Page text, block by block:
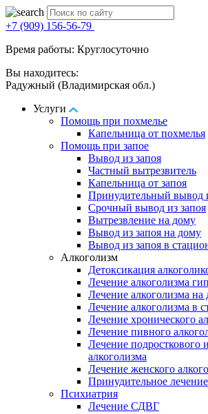
+7 (909) 156-56-79
Время работы: Круглосуточно
Вы находитесь:
Радужный (Владимирская обл.)
Услуги
Помощь при похмелье
Капельница от похмелья
Помощь при запое
Вывод из запоя
Частный вытрезвитель
Капельница от запоя
Принудительный вывод
Срочный вывод из запоя
Вытрезвление на дому
Вывод из запоя на дому
Вывод из запоя в
Алкоголизм
Детоксикация
Лечение алкоголизма
Лечение алкоголизма на
Лечение алкоголизма в
Лечение хронического
Лечение пивного
Лечение подросткового
алкоголизма
Лечение женского
Принудительное
Психиатрия
Лечение СДВГ